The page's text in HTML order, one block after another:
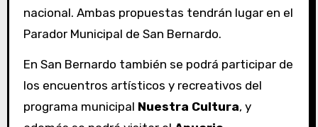
nacional. Ambas propuestas tendrán lugar en el
Parador Municipal de San Bernardo.
En San Bernardo también se podrá participar de
los encuentros artísticos y recreativos del
programa municipal Nuestra Cultura, y